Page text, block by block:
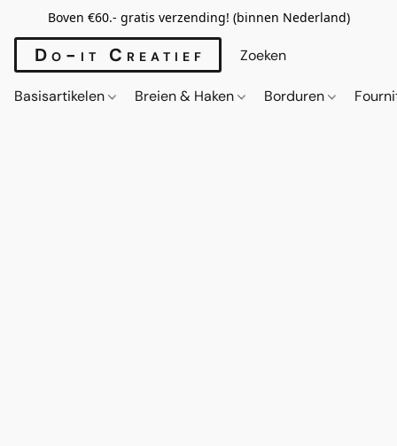
Boven €60.- gratis verzending! (binnen Nederland)
Do-it Creatief
Basisartikelen Breien & Haken Borduren